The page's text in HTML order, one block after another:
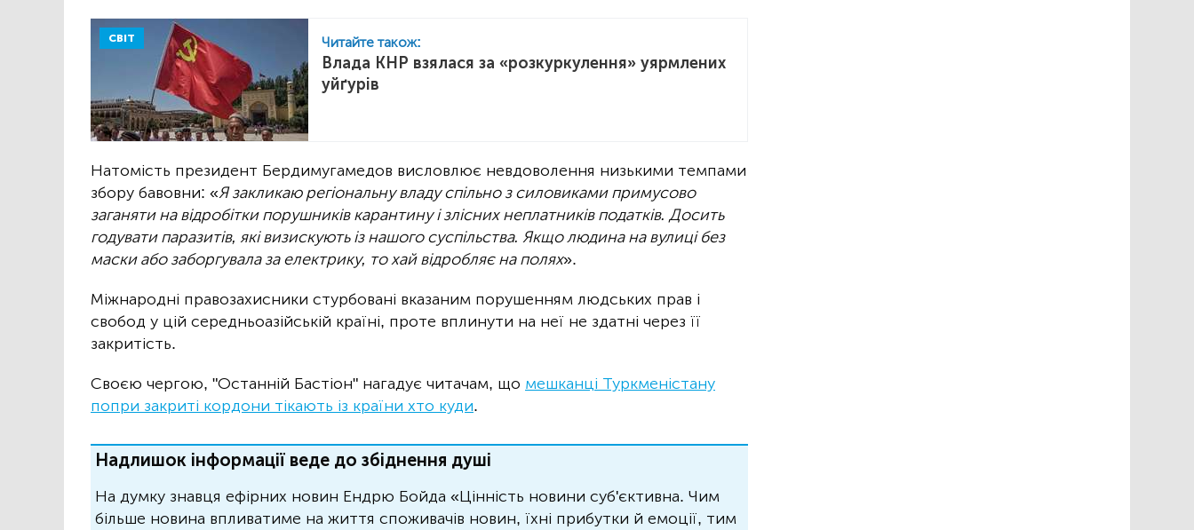
СВІТ Читайте також:
Влада КНР взялася за «розкуркулення» уярмлених
уйґурів
Натомість президент Бердимугамедов висловлює невдоволення низькими темпами
збору бавовни: «Я закликаю регіональну владу спільно з силовиками примусово
заганяти на відробітки порушників карантину і злісних неплатників податків. Досить
годувати паразитів, які визискують із нашого суспільства. Якщо людина на вулиці без
маски або заборгувала за електрику, то хай відробляє на полях».
Міжнародні правозахисники стурбовані вказаним порушенням людських прав і
свобод у цій середньоазійській країні, проте вплинути на неї не здатні через її
закритість.
Своєю чергою, "Останній Бастіон" нагадує читачам, що мешканці Туркменістану
попри закриті кордони тікають із країни хто куди.
Надлишок інформації веде до збіднення душі
На думку знавця ефірних новин Ендрю Бойда «Цінність новини суб'єктивна. Чим
більше новина впливатиме на життя споживачів новин, їхні прибутки й емоції, тим